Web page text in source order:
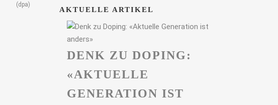
(dpa)
AKTUELLE ARTIKEL
DENK ZU DOPING:
«AKTUELLE
GENERATION IST